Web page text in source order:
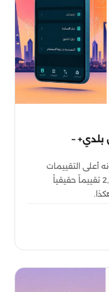
–
أعلى التقييمات
وآخرين يرفضونه! بدون وسط. حلّلنا 2,731 تقييماً حقيقياً